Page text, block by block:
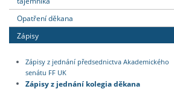
Opatření děkana
Zápisy
Zápisy z jednání předsednictva Akademického
senátu FF UK
Zápisy z jednání kolegia děkana